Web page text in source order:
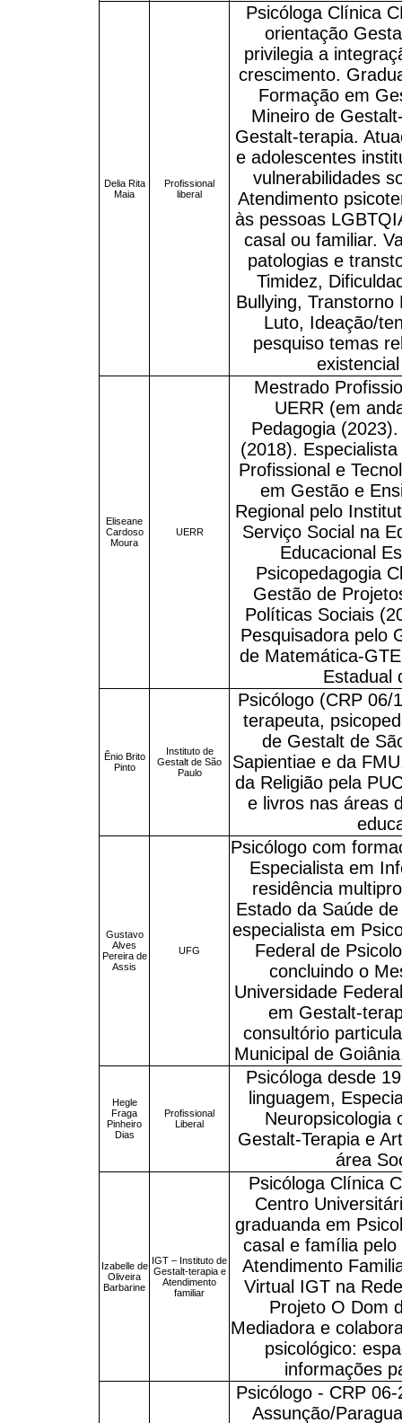
Delia Rita
Maia
Profissional
liberal
Psicóloga Clínica
orientação
privilegia a
crescimento.
Formação em
Mineiro de
Gestalt-terapia.
e adolescentes
vulnerabilidades
Atendimento
às pessoas
casal ou familiar.
patologias e
Timidez,
Bullying, Transtorno
Luto, Ideação/
pesquiso temas
Eliseane
Cardoso
Moura
UERR
Mestrado
UERR (em
Pedagogia
(2018).
Profissional e
em Gestão e
Regional pelo
Serviço Social na
Educacional
Psicopedagogia
Gestão de
Políticas Sociais
Pesquisadora pelo
de Matemática-
Estadual
Ênio Brito
Pinto
Instituto de
Gestalt de São
Paulo
Psicólogo (CRP 06/
terapeuta,
de Gestalt de
Sapientiae e da
da Religião pela
e livros nas áreas
Gustavo
Alves
Pereira de
Assis
UFG
Psicólogo com
Especialista em
residência
Estado da Saúde
especialista em
Federal de
concluindo o
Universidade
em Gestalt-
consultório
Municipal de
Hegle
Fraga
Pinheiro
Dias
Profissional
Liberal
Psicóloga desde
linguagem,
Neuropsicologia
Gestalt-Terapia e
área
Izabelle de
Oliveira
Barbarine
IGT – Instituto de
Gestalt-terapia e
Atendimento
familiar
Psicóloga Clínica
Centro
graduanda em
casal e família
Atendimento
Virtual IGT na
Projeto O Dom
Mediadora e
psicológico:
informações
Psicólogo - CRP
Assunção/